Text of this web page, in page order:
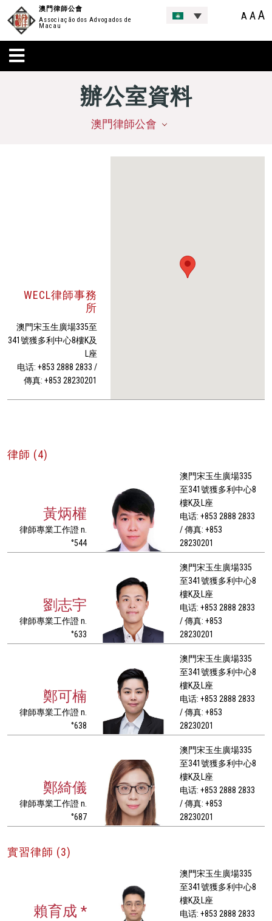
澳門律師公會
Associação dos Advogados de
Macau
A AA
辦公室資料
澳門律師公會
WECL律師事務
所
澳門宋玉生廣場335至
341號獲多利中心8樓K及
L座
电话: +853 2888 2833 /
傳真: +853 28230201
律師 (4)
黃炳權
律師專業工作證 n.
°544
澳門宋玉生廣場335
至341號獲多利中心8
樓K及L座
电话: +853 2888 2833
/ 傳真: +853
28230201
劉志宇
律師專業工作證 n.
°633
澳門宋玉生廣場335
至341號獲多利中心8
樓K及L座
电话: +853 2888 2833
/ 傳真: +853
28230201
鄭可楠
律師專業工作證 n.
°638
澳門宋玉生廣場335
至341號獲多利中心8
樓K及L座
电话: +853 2888 2833
/ 傳真: +853
28230201
鄭綺儀
律師專業工作證 n.
°687
澳門宋玉生廣場335
至341號獲多利中心8
樓K及L座
电话: +853 2888 2833
/ 傳真: +853
28230201
實習律師 (3)
賴育成 *
澳門宋玉生廣場335
至341號獲多利中心8
樓K及L座
电话: +853 2888 2833